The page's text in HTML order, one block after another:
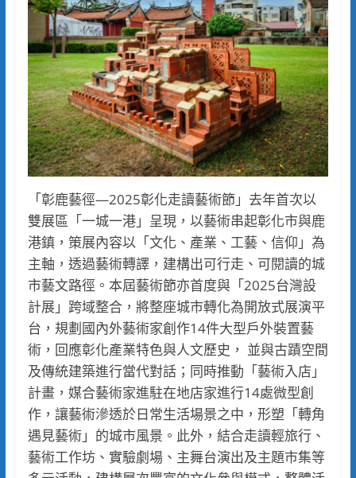
「彰鹿藝徑—2025彰化走讀藝術節」去年首次以
雙展區「一城一港」呈現，以藝術串起彰化市與鹿
港鎮，策展內容以「文化、產業、工藝、信仰」為
主軸，透過藝術轉譯，建構出可行走、可閱讀的城
市藝文路徑。本屆藝術節亦首度與「2025台灣設
計展」跨域整合，將整座城市轉化為開放式展演平
台，規劃國內外藝術家創作14件大型戶外裝置藝
術，回應彰化產業特色與人文歷史， 並與古蹟空間
及傳統建築進行當代對話；同時推動「藝術入店」
計畫，媒合藝術家進駐在地店家進行14處微型創
作，讓藝術滲透於日常生活場景之中，形塑「轉角
遇見藝術」的城市風景。此外，結合走讀輕旅行、
藝術工作坊、實驗劇場、主舞台演出及主題市集等